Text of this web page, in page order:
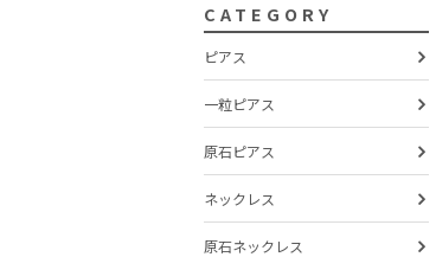
CATEGORY
ピアス
一粒ピアス
原石ピアス
ネックレス
原石ネックレス